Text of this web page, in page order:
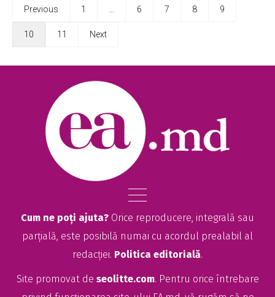
Previous 1 6 7 8 9
10 11 Next
Cum ne poți ajuta? Orice reproducere, integrală sau
parțială, este posibilă numai cu acordul prealabil al
redacției. Politica editorială.
Site promovat de seolitte.com. Pentru orice întrebare